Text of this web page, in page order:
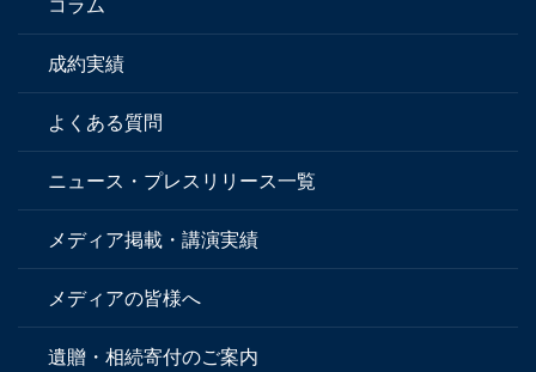
コラム
成約実績
よくある質問
ニュース・プレスリリース一覧
メディア掲載・講演実績
メディアの皆様へ
遺贈・相続寄付のご案内